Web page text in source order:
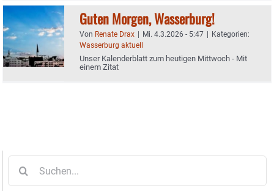
Guten Morgen, Wasserburg!
Von Renate Drax | Mi. 4.3.2026 - 5:47 | Kategorien:
Wasserburg aktuell
Unser Kalenderblatt zum heutigen Mittwoch - Mit
einem Zitat
nach: